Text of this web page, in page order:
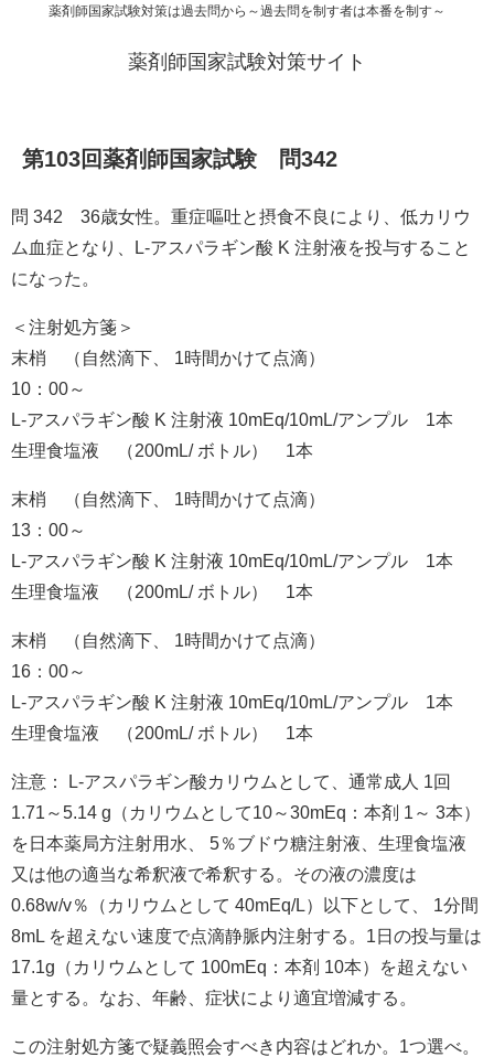
薬剤師国家試験対策は過去問から～過去問を制す者は本番を制す～
薬剤師国家試験対策サイト
第103回薬剤師国家試験 問342
問 342 36歳女性。重症嘔吐と摂食不良により、低カリウ
ム血症となり、L-アスパラギン酸 K 注射液を投与すること
になった。
＜注射処方箋＞
末梢 （自然滴下、 1時間かけて点滴）
10：00～
L-アスパラギン酸 K 注射液 10mEq/10mL/アンプル 1本
生理食塩液 （200mL/ ボトル） 1本
末梢 （自然滴下、 1時間かけて点滴）
13：00～
L-アスパラギン酸 K 注射液 10mEq/10mL/アンプル 1本
生理食塩液 （200mL/ ボトル） 1本
末梢 （自然滴下、 1時間かけて点滴）
16：00～
L-アスパラギン酸 K 注射液 10mEq/10mL/アンプル 1本
生理食塩液 （200mL/ ボトル） 1本
注意： L-アスパラギン酸カリウムとして、通常成人 1回
1.71～5.14 g（カリウムとして10～30mEq：本剤 1～ 3本）
を日本薬局方注射用水、 5％ブドウ糖注射液、生理食塩液
又は他の適当な希釈液で希釈する。その液の濃度は
0.68w/v％（カリウムとして 40mEq/L）以下として、 1分間
8mL を超えない速度で点滴静脈内注射する。1日の投与量は
17.1g（カリウムとして 100mEq：本剤 10本）を超えない
量とする。なお、年齢、症状により適宜増減する。
この注射処方箋で疑義照会すべき内容はどれか。1つ選べ。